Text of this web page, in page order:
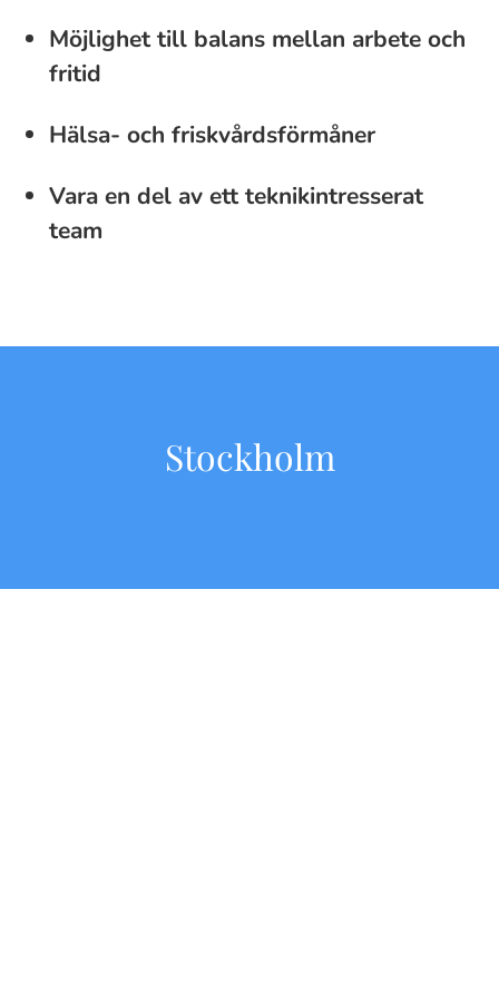
Möjlighet till balans mellan arbete och
fritid
Hälsa- och friskvårdsförmåner
Vara en del av ett teknikintresserat
team
Stockholm